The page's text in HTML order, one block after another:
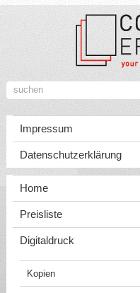
Impressum
Datenschutzerklärung
Home
Preisliste
Digitaldruck
Kopien